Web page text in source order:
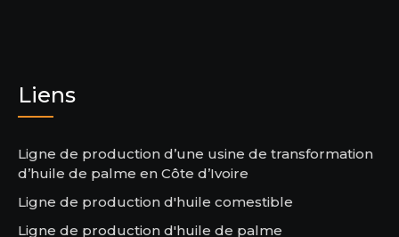
Liens
Ligne de production d’une usine de transformation
d’huile de palme en Côte d’Ivoire
Ligne de production d'huile comestible
Ligne de production d'huile de palme